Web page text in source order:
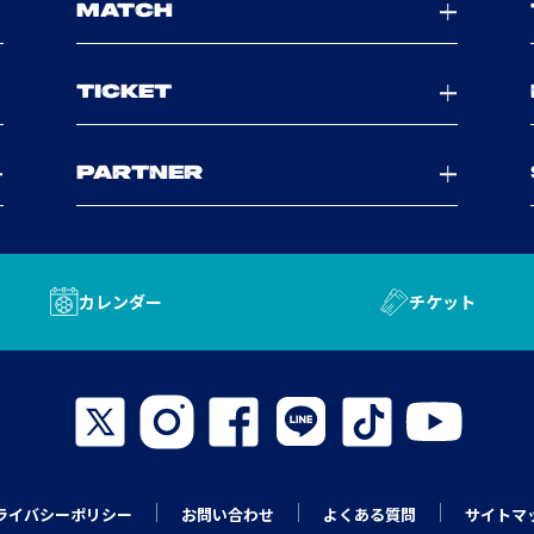
MATCH
TICKET
PARTNER
カレンダー チケット
イバシーポリシー お問い合わせ よくある質問 サイトマ